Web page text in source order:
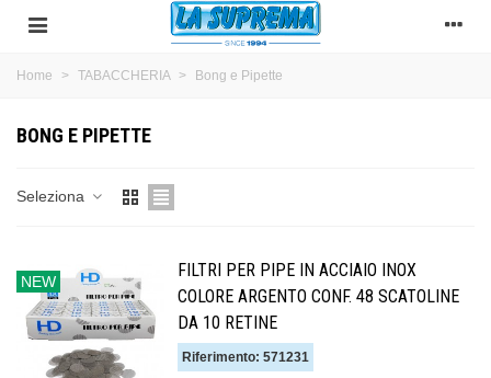
Home > TABACCHERIA > Bong e Pipette
BONG E PIPETTE
Seleziona
NEW
FILTRI PER PIPE IN ACCIAIO INOX
COLORE ARGENTO CONF. 48 SCATOLINE
DA 10 RETINE
Riferimento: 571231